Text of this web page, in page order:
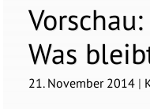
Vorschau:
Was
21. November 2014 |